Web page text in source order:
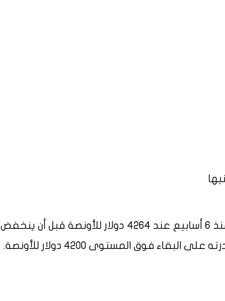
وارتفع الذهب يوم أمس وسجل أعلى مستوى منذ 6 أسابيع عند 4264 دولار للأونصة قبل أن ينخفض
فوق المستوى 4200 دولار للأونصة.